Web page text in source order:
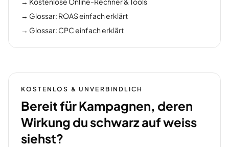
→ Glossar: ROAS einfach erklärt
→ Glossar: CPC einfach erklärt
KOSTENLOS & UNVERBINDLICH
Bereit für Kampagnen, deren
Wirkung du schwarz auf weiss
siehst?